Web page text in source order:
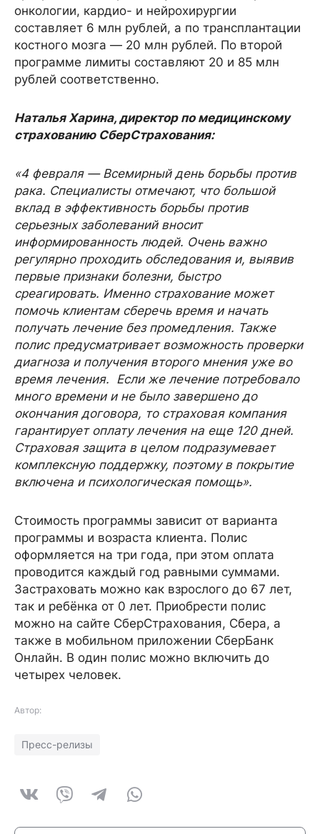
онкологии, кардио- и нейрохирургии
составляет 6 млн рублей, а по трансплантации
костного мозга — 20 млн рублей. По второй
программе лимиты составляют 20 и 85 млн
рублей соответственно.
Наталья Харина, директор по медицинскому
страхованию СберСтрахования:
«4 февраля — Всемирный день борьбы против
рака. Специалисты отмечают, что большой
вклад в эффективность борьбы против
серьезных заболеваний вносит
информированность людей. Очень важно
регулярно проходить обследования и, выявив
первые признаки болезни, быстро
среагировать. Именно страхование может
помочь клиентам сберечь время и начать
получать лечение без промедления. Также
полис предусматривает возможность проверки
диагноза и получения второго мнения уже во
время лечения. Если же лечение потребовало
много времени и не было завершено до
окончания договора, то страховая компания
гарантирует оплату лечения на еще 120 дней.
Страховая защита в целом подразумевает
комплексную поддержку, поэтому в покрытие
включена и психологическая помощь».
Стоимость программы зависит от варианта
программы и возраста клиента. Полис
оформляется на три года, при этом оплата
проводится каждый год равными суммами.
Застраховать можно как взрослого до 67 лет,
так и ребёнка от 0 лет. Приобрести полис
можно на сайте СберСтрахования, Сбера, а
также в мобильном приложении СберБанк
Онлайн. В один полис можно включить до
четырех человек.
Автор:
Пресс-релизы